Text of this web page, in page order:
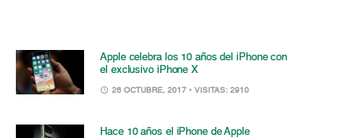
Apple celebra los 10 años del iPhone con
el exclusivo iPhone X
26 OCTUBRE, 2017 • VISITAS: 2910
Hace 10 años el iPhone de Apple